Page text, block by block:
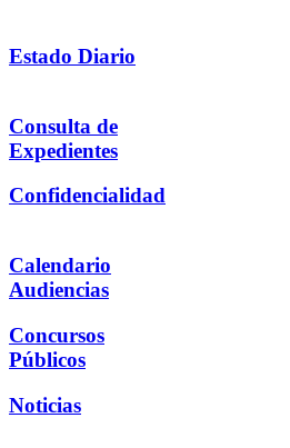
Estado Diario
Consulta de
Expedientes
Confidencialidad
Calendario
Audiencias
Concursos
Públicos
Noticias